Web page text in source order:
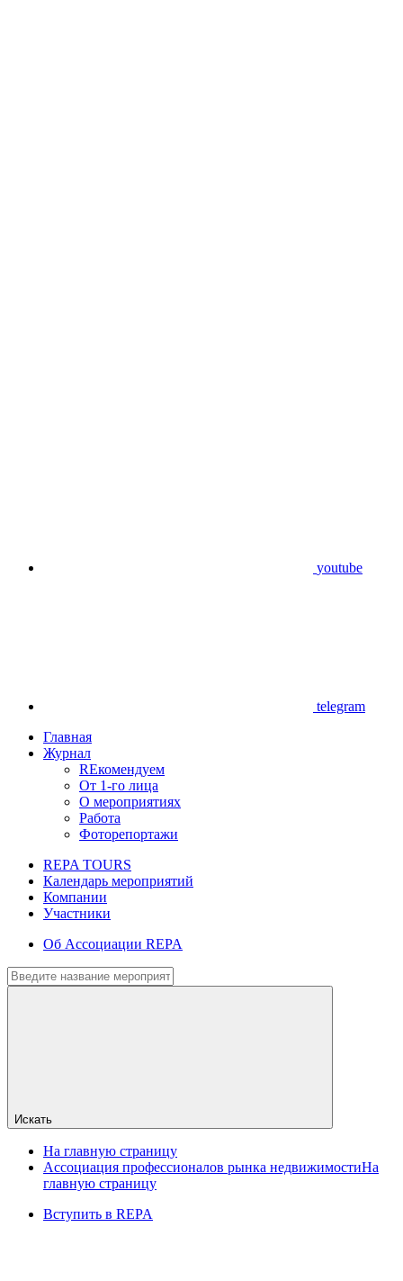
youtube
telegram
Главная
Журнал
REкомендуем
От 1-го лица
О мероприятиях
Работа
Фоторепортажи
REPA TOURS
Календарь мероприятий
Компании
Участники
Об Ассоциации REPA
Искать
На главную страницу
Ассоциация профессионалов рынка недвижимостиНа
главную страницу
Вступить в REPA